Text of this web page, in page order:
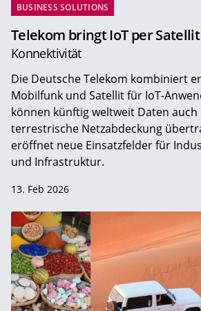
BUSINESS SOLUTIONS
Telekom bringt IoT per
Konnektivität
Die Deutsche Telekom kombiniert
Mobilfunk und Satellit für IoT-
können künftig weltweit Daten auch
terrestrische Netzabdeckung
eröffnet neue Einsatzfelder für
und Infrastruktur.
13. Feb 2026